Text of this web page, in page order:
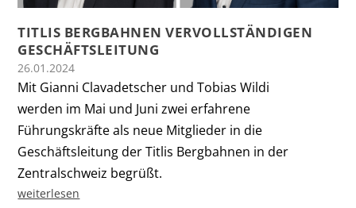
TITLIS BERGBAHNEN VERVOLLSTÄNDIGEN
GESCHÄFTSLEITUNG
26.01.2024
Mit Gianni Clavadetscher und Tobias Wildi
werden im Mai und Juni zwei erfahrene
Führungskräfte als neue Mitglieder in die
Geschäftsleitung der Titlis Bergbahnen in der
Zentralschweiz begrüßt.
weiterlesen